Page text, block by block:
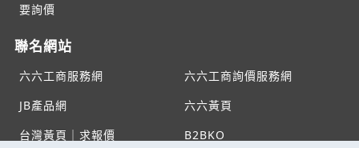
要詢價
聯名網站
六六工商服務網
六六工商詢價服務網
JB產品網
六六黃頁
台灣黃頁｜求報價
B2BKO